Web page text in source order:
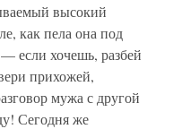
высокий
как пела она под
если хочешь, разбей
прихожей,
мужа с другой
Сегодня же